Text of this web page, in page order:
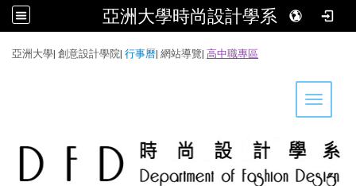
亞洲大學時尚設計學系
亞洲大學| 創意設計學院| 行事曆| 網站導覽| 高中職專區
Toggle